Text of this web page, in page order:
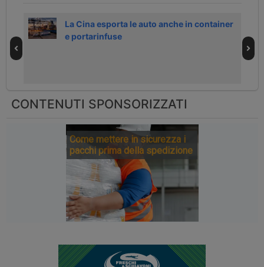
La Cina esporta le auto anche in container
e portarinfuse
CONTENUTI SPONSORIZZATI
Come mettere in sicurezza i
pacchi prima della spedizione